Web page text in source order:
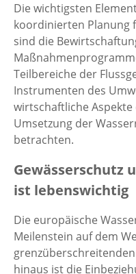
Die wichtigsten
koordinierten Planung
sind die
Teilbereiche der
Instrumenten des
wirtschaftliche
Umsetzung der
betrachten.
Gewässerschutz
ist lebenswichtig
Die europäische
Meilenstein auf dem
hinaus ist die